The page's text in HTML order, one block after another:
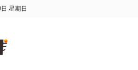
星期日